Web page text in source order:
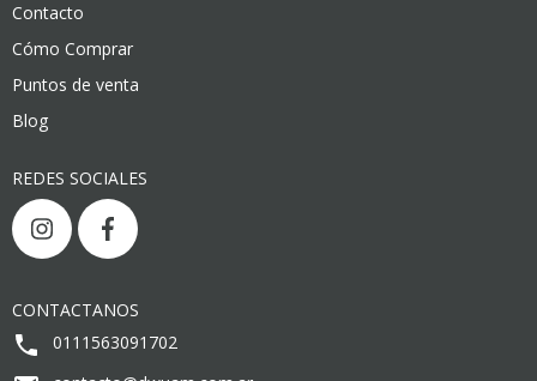
Contacto
Cómo Comprar
Puntos de venta
Blog
REDES SOCIALES
CONTACTANOS
0111563091702